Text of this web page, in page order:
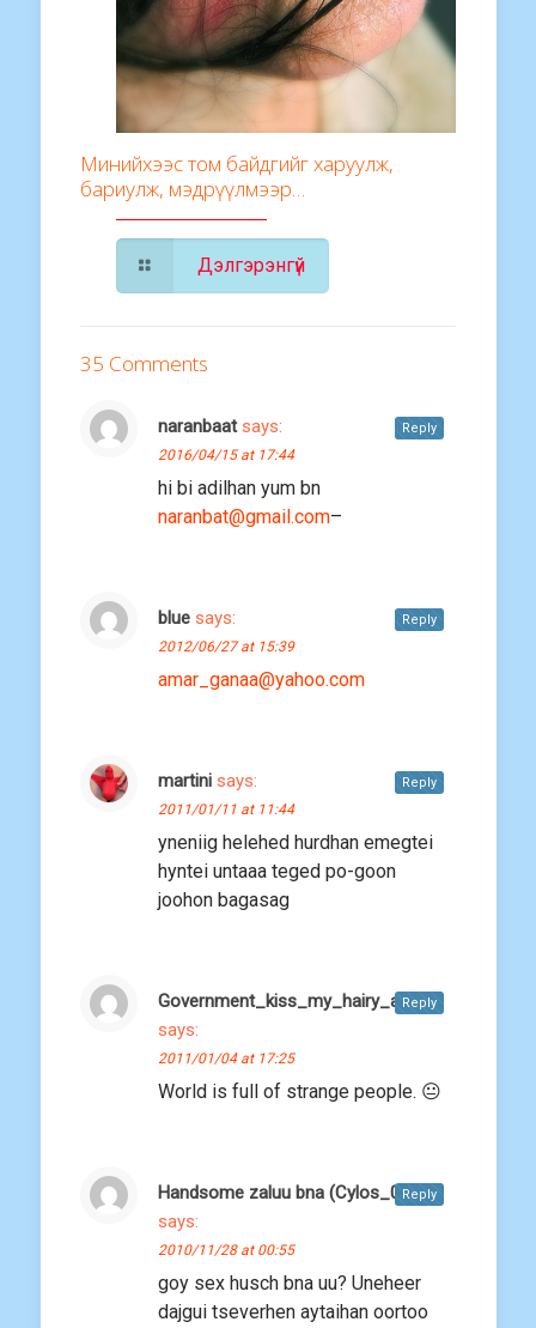
Минийхээс том байдгийг харуулж,
бариулж, мэдрүүлмээр…
Дэлгэрэнгүй
35 Comments
naranbaat says:
2016/04/15 at 17:44
hi bi adilhan yum bn
naranbat@gmail.com–
Reply
blue says:
2012/06/27 at 15:39
amar_ganaa@yahoo.com
Reply
martini says:
2011/01/11 at 11:44
yneniig helehed hurdhan emegtei
hyntei untaaa teged po-goon
joohon bagasag
Reply
Government_kiss_my_hairy_ass
says:
2011/01/04 at 17:25
World is full of strange people. 😐
Reply
Handsome zaluu bna (Cylos_06)
says:
2010/11/28 at 00:55
goy sex husch bna uu? Uneheer
dajgui tseverhen aytaihan oortoo
Reply